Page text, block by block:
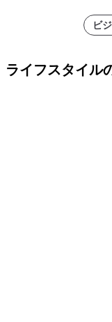
ビ
ライフスタイル